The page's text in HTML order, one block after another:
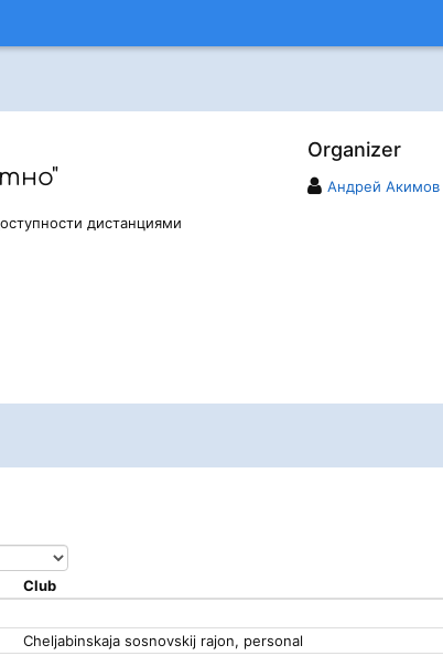
Organizer
Андрей Акимов
дистанциями
Club
Cheljabinskaja sosnovskij rajon, personal